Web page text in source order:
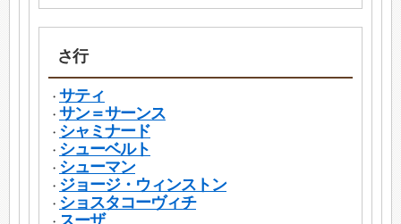
さ行
・ サティ
・ サン＝サーンス
・ シャミナード
・ シューベルト
・ シューマン
・ ジョージ・ウィンストン
・ ショスタコーヴィチ